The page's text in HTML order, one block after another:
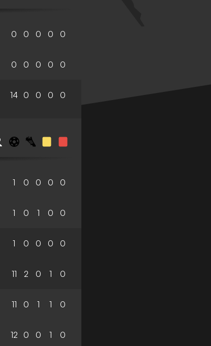
0 0 0 0 0
0 0 0 0 0
14 0 0 0 0
1 0 0 0 0
1 0 1 0 0
1 0 0 0 0
11 2 0 1 0
11 0 1 1 0
12 0 0 1 0